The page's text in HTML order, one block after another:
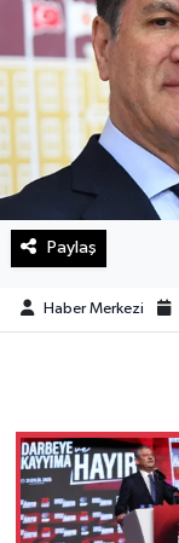
Paylaş
Haber Merkezi
Yaşam